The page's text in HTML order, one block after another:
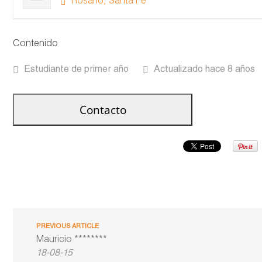
Contenido
Estudiante de primer año Actualizado hace 8 años
PREVIOUS ARTICLE
Mauricio ********
18-08-15